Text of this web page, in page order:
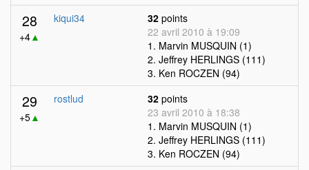
28
+4▲
kiqui34 32 points
22 avril 2010 à 19:09
1. Marvin MUSQUIN (1)
2. Jeffrey HERLINGS (111)
3. Ken ROCZEN (94)
29
+5▲
rostlud 32 points
23 avril 2010 à 18:38
1. Marvin MUSQUIN (1)
2. Jeffrey HERLINGS (111)
3. Ken ROCZEN (94)